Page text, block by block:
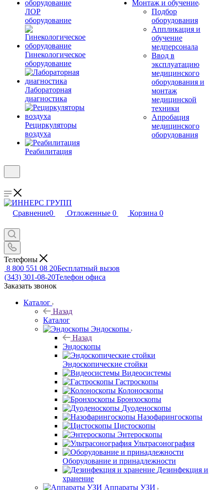
ЛОР
оборудование
Гинекологическое
оборудование
Лабораторная
диагностика
Рециркуляторы
воздуха
Реабилитация
Монтаж и обучение
Подбор
оборудования
Аппликация и
обучение
медперсонала
Ввод в
эксплуатацию
медицинского
оборудования и
монтаж
медицинской
техники
Апробация
медицинского
оборудования
Сравнение0 Отложенные 0 Корзина 0
Телефоны
8 800 551 08 20Бесплатный вызов
(343) 301-08-20Телефон офиса
Заказать звонок
Каталог
Назад
Каталог
Эндоскопы
Назад
Эндоскопы
Эндоскопические стойки
Видеосистемы
Гастроскопы
Колоноскопы
Бронхоскопы
Дуоденоскопы
Назофарингоскопы
Цистоскопы
Энтероскопы
Ультрасонография
Оборудование и принадлежности
Дезинфекция и
хранение
Аппараты УЗИ